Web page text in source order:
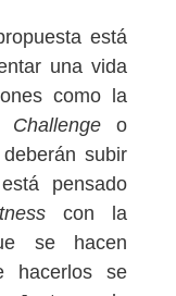
está
una vida
como la
Challenge o
subir
pensado
con la
se hacen
hacerlos se